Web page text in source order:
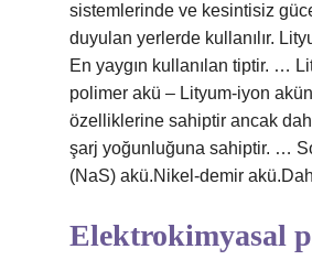
sistemlerinde ve kesintisiz
duyulan yerlerde kullanılır.
En yaygın kullanılan tiptir. …
polimer akü – Lityum-iyon
özelliklerine sahiptir ancak
şarj yoğunluğuna sahiptir. …
(NaS) akü.Nikel-demir
Elektrokimyasal